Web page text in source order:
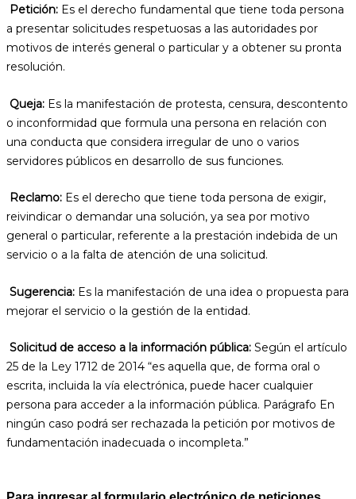
Petición: Es el derecho fundamental que tiene toda persona
a presentar solicitudes respetuosas a las autoridades por
motivos de interés general o particular y a obtener su pronta
resolución.
Queja: Es la manifestación de protesta, censura, descontento
o inconformidad que formula una persona en relación con
una conducta que considera irregular de uno o varios
servidores públicos en desarrollo de sus funciones.
Reclamo: Es el derecho que tiene toda persona de exigir,
reivindicar o demandar una solución, ya sea por motivo
general o particular, referente a la prestación indebida de un
servicio o a la falta de atención de una solicitud.
Sugerencia: Es la manifestación de una idea o propuesta para
mejorar el servicio o la gestión de la entidad.
Solicitud de acceso a la información pública: Según el artículo
25 de la Ley 1712 de 2014 “es aquella que, de forma oral o
escrita, incluida la vía electrónica, puede hacer cualquier
persona para acceder a la información pública. Parágrafo En
ningún caso podrá ser rechazada la petición por motivos de
fundamentación inadecuada o incompleta.”